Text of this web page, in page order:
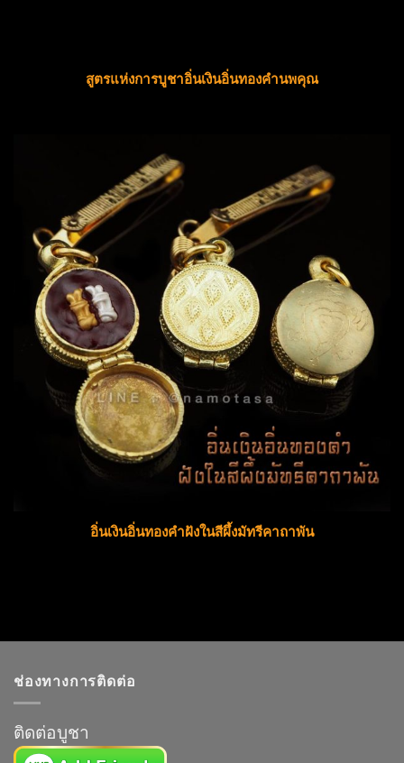
สูตรแห่งการบูชาอิ่นเงินอิ่นทองคำนพคุณ
อิ่นเงินอิ่นทองคำฝังในสีผึ้งมัทรีคาถาพัน
ช่องทางการติดต่อ
ติดต่อบูชา